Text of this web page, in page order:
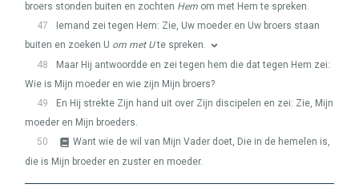
broers stonden buiten en zochten Hem om met Hem te spreken.
47
Iemand zei tegen Hem: Zie, Uw moeder en Uw broers staan
buiten en zoeken U om met Ute spreken.
48
Maar Hij antwoordde en zei tegen hem die dat tegen Hem zei:
Wie is Mijn moeder en wie zijn Mijn broers?
49
En Hij strekte Zijn hand uit over Zijn discipelen en zei: Zie, Mijn
moeder en Mijn broeders.
50
Want wie de wil van Mijn Vader doet, Die in de hemelen is,
die is Mijn broeder en zuster en moeder.